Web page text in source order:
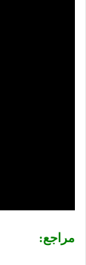
مراجع: